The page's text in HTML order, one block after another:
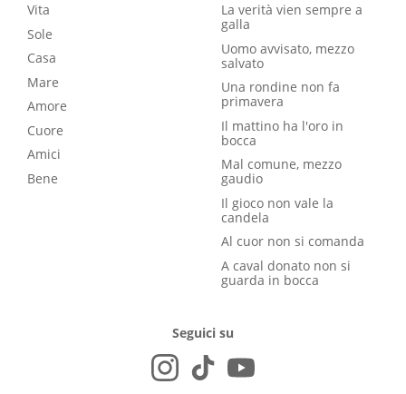
Vita
Sole
Casa
Mare
Amore
Cuore
Amici
Bene
La verità vien sempre a
galla
Uomo avvisato, mezzo
salvato
Una rondine non fa
primavera
Il mattino ha l'oro in
bocca
Mal comune, mezzo
gaudio
Il gioco non vale la
candela
Al cuor non si comanda
A caval donato non si
guarda in bocca
Seguici su